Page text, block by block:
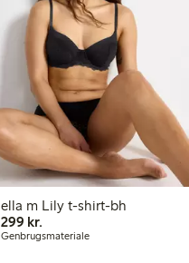
ella m Lily t-shirt-bh
299 kr.299,00 kr.
Genbrugsmateriale